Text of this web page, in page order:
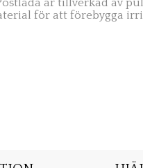
för att förebygga